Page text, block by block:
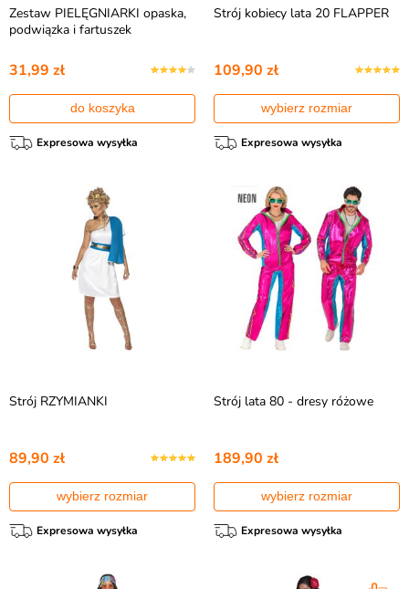
Zestaw PIELĘGNIARKI opaska,
podwiązka i fartuszek
31,99 zł
do koszyka
Expresowa wysyłka
Strój kobiecy lata 20 FLAPPER
109,90 zł
wybierz rozmiar
Expresowa wysyłka
Strój RZYMIANKI
89,90 zł
wybierz rozmiar
Expresowa wysyłka
Strój lata 80 - dresy różowe
189,90 zł
wybierz rozmiar
Expresowa wysyłka